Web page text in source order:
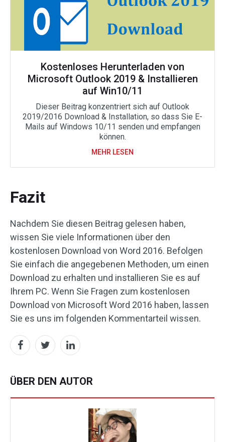
Kostenloses Herunterladen von
Microsoft Outlook 2019 & Installieren
auf Win10/11
Dieser Beitrag konzentriert sich auf Outlook
2019/2016 Download & Installation, so dass Sie E-
Mails auf Windows 10/11 senden und empfangen
können.
MEHR LESEN
Fazit
Nachdem Sie diesen Beitrag gelesen haben,
wissen Sie viele Informationen über den
kostenlosen Download von Word 2016. Befolgen
Sie einfach die angegebenen Methoden, um einen
Download zu erhalten und installieren Sie es auf
Ihrem PC. Wenn Sie Fragen zum kostenlosen
Download von Microsoft Word 2016 haben, lassen
Sie es uns im folgenden Kommentarteil wissen.
ÜBER DEN AUTOR